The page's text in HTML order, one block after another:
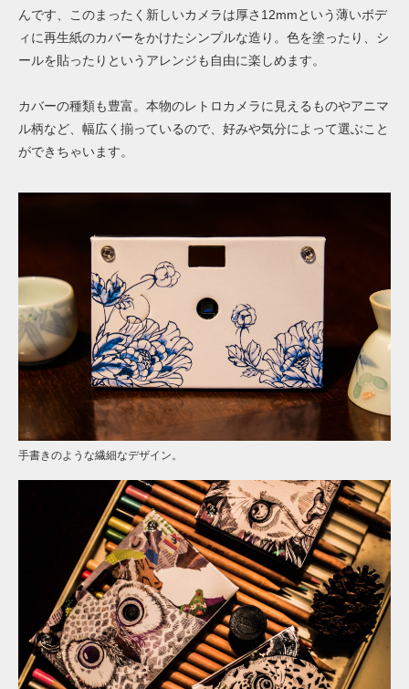
んです、このまったく新しいカメラは厚さ12mmという薄いボデ
ィに再生紙のカバーをかけたシンプルな造り。色を塗ったり、シ
ールを貼ったりというアレンジも自由に楽しめます。
カバーの種類も豊富。本物のレトロカメラに見えるものやアニマ
ル柄など、幅広く揃っているので、好みや気分によって選ぶこと
ができちゃいます。
手書きのような繊細なデザイン。